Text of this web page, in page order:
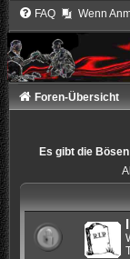
FAQ Wenn
Foren-Übersicht
Es gibt die